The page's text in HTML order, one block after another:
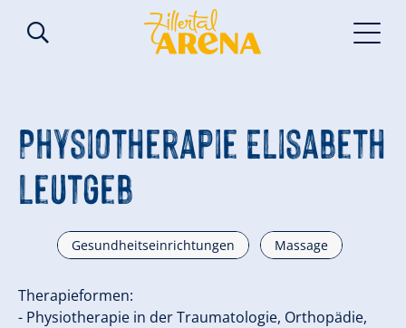
Physiotherapie Elisabeth
Leutgeb
Gesundheitseinrichtungen Massage
Therapieformen:
- Physiotherapie in der Traumatologie, Orthopädie,